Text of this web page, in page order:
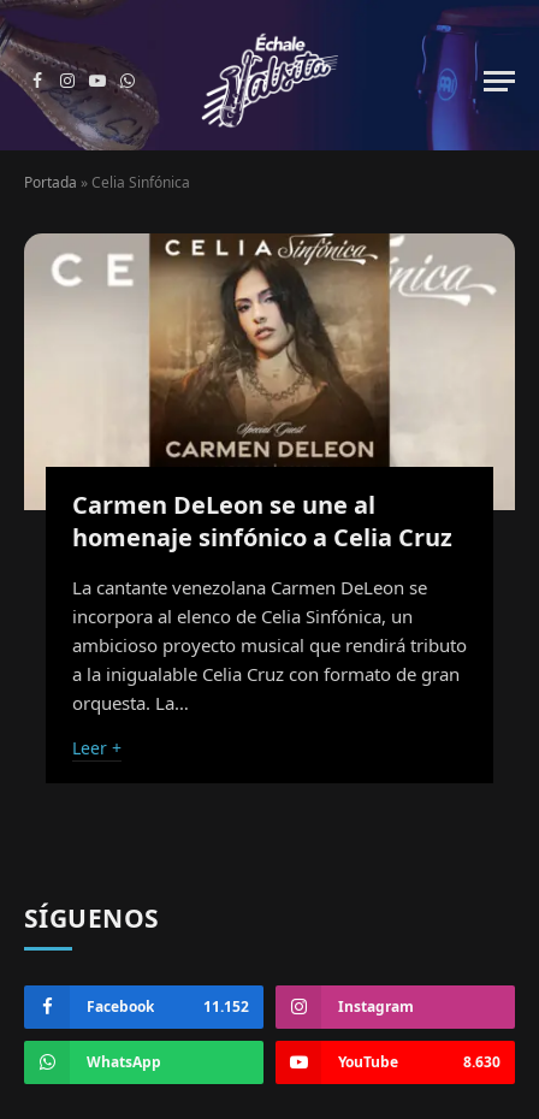
Facebook
Instagram
YouTubeWhatsApp
Portada » Celia Sinfónica
Carmen DeLeon se une al
homenaje sinfónico a Celia Cruz
La cantante venezolana Carmen DeLeon se
incorpora al elenco de Celia Sinfónica, un
ambicioso proyecto musical que rendirá tributo
a la inigualable Celia Cruz con formato de gran
orquesta. La…
Leer +
SÍGUENOS
Facebook 11.152 Instagram
WhatsApp YouTube 8.630